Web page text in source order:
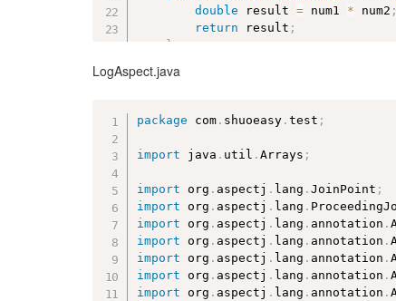
double result = num1 * num2 ;
return result ;
}
public
return
;
}
LogAspect.java
package com . shuoeasy .test ;
import java . util .Arrays ;
import org . aspectj . lang .JoinPoint ;
import org . aspectj . lang .
import org . aspectj . lang . annotation .
import org . aspectj . lang . annotation .
import org . aspectj . lang . annotation .
import org . aspectj . lang . annotation .
import org . aspectj . lang . annotation .